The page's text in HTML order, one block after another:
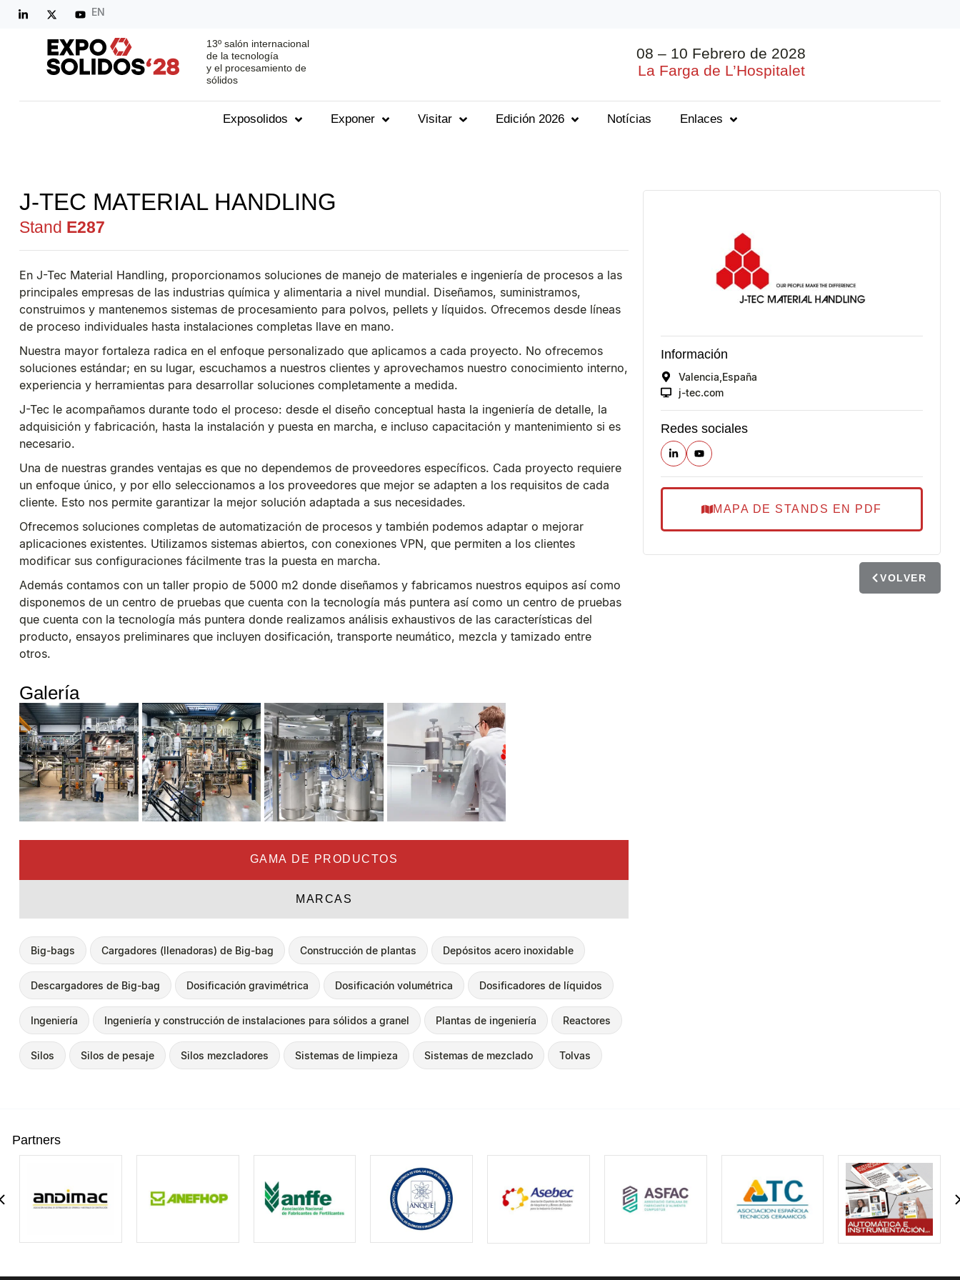
EN
13º salón internacional
de la tecnología
y el procesamiento de
sólidos
08 – 10 Febrero de 2028
La Farga de L’Hospitalet
Exposolidos Exponer Visitar Edición 2026 Notícias Enlaces
J-TEC MATERIAL HANDLING
Stand E287
En J-Tec Material Handling, proporcionamos soluciones de manejo de materiales e ingeniería de procesos a las
principales empresas de las industrias química y alimentaria a nivel mundial. Diseñamos, suministramos,
construimos y mantenemos sistemas de procesamiento para polvos, pellets y líquidos. Ofrecemos desde líneas
de proceso individuales hasta instalaciones completas llave en mano.
Nuestra mayor fortaleza radica en el enfoque personalizado que aplicamos a cada proyecto. No ofrecemos
soluciones estándar; en su lugar, escuchamos a nuestros clientes y aprovechamos nuestro conocimiento interno,
experiencia y herramientas para desarrollar soluciones completamente a medida.
J-Tec le acompañamos durante todo el proceso: desde el diseño conceptual hasta la ingeniería de detalle, la
adquisición y fabricación, hasta la instalación y puesta en marcha, e incluso capacitación y mantenimiento si es
necesario.
Una de nuestras grandes ventajas es que no dependemos de proveedores específicos. Cada proyecto requiere
un enfoque único, y por ello seleccionamos a los proveedores que mejor se adapten a los requisitos de cada
cliente. Esto nos permite garantizar la mejor solución adaptada a sus necesidades.
Ofrecemos soluciones completas de automatización de procesos y también podemos adaptar o mejorar
aplicaciones existentes. Utilizamos sistemas abiertos, con conexiones VPN, que permiten a los clientes
modificar sus configuraciones fácilmente tras la puesta en marcha.
Además contamos con un taller propio de 5000 m2 donde diseñamos y fabricamos nuestros equipos así como
disponemos de un centro de pruebas que cuenta con la tecnología más puntera así como un centro de pruebas
que cuenta con la tecnología más puntera donde realizamos análisis exhaustivos de las características del
producto, ensayos preliminares que incluyen dosificación, transporte neumático, mezcla y tamizado entre
otros.
Galería
GAMA DE PRODUCTOS
MARCAS
Big-bags Cargadores (llenadoras) de Big-bag Construcción de plantas Depósitos acero inoxidable
Descargadores de Big-bag Dosificación gravimétrica Dosificación volumétrica Dosificadores de líquidos
Ingeniería Ingeniería y construcción de instalaciones para sólidos a granel Plantas de ingeniería Reactores
Silos Silos de pesaje Silos mezcladores Sistemas de limpieza Sistemas de mezclado Tolvas
Información
Valencia, España
j-tec.com
Redes sociales
MAPA DE STANDS EN PDF
VOLVER
Partners